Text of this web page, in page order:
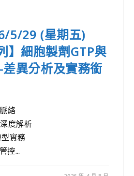
5/29 (星期五)
】細胞製劑GTP與
異分析及實務銜
絡
度解析
實務
控...